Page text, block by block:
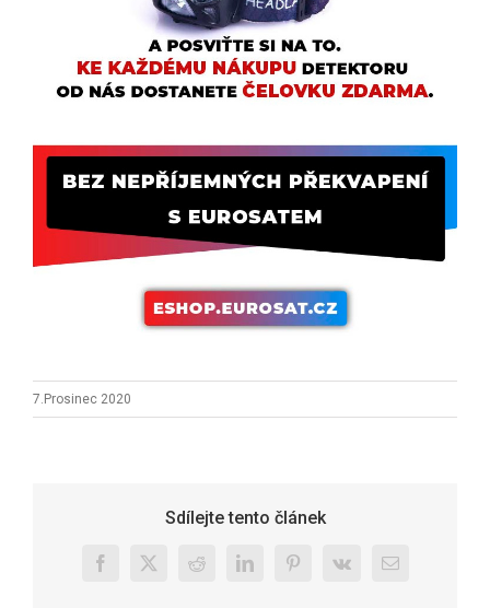
7.Prosinec 2020
Sdílejte tento článek
Facebook
X RedditLinkedInPinterest
Vk
E-